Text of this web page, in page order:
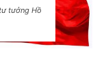
tưởng Hồ